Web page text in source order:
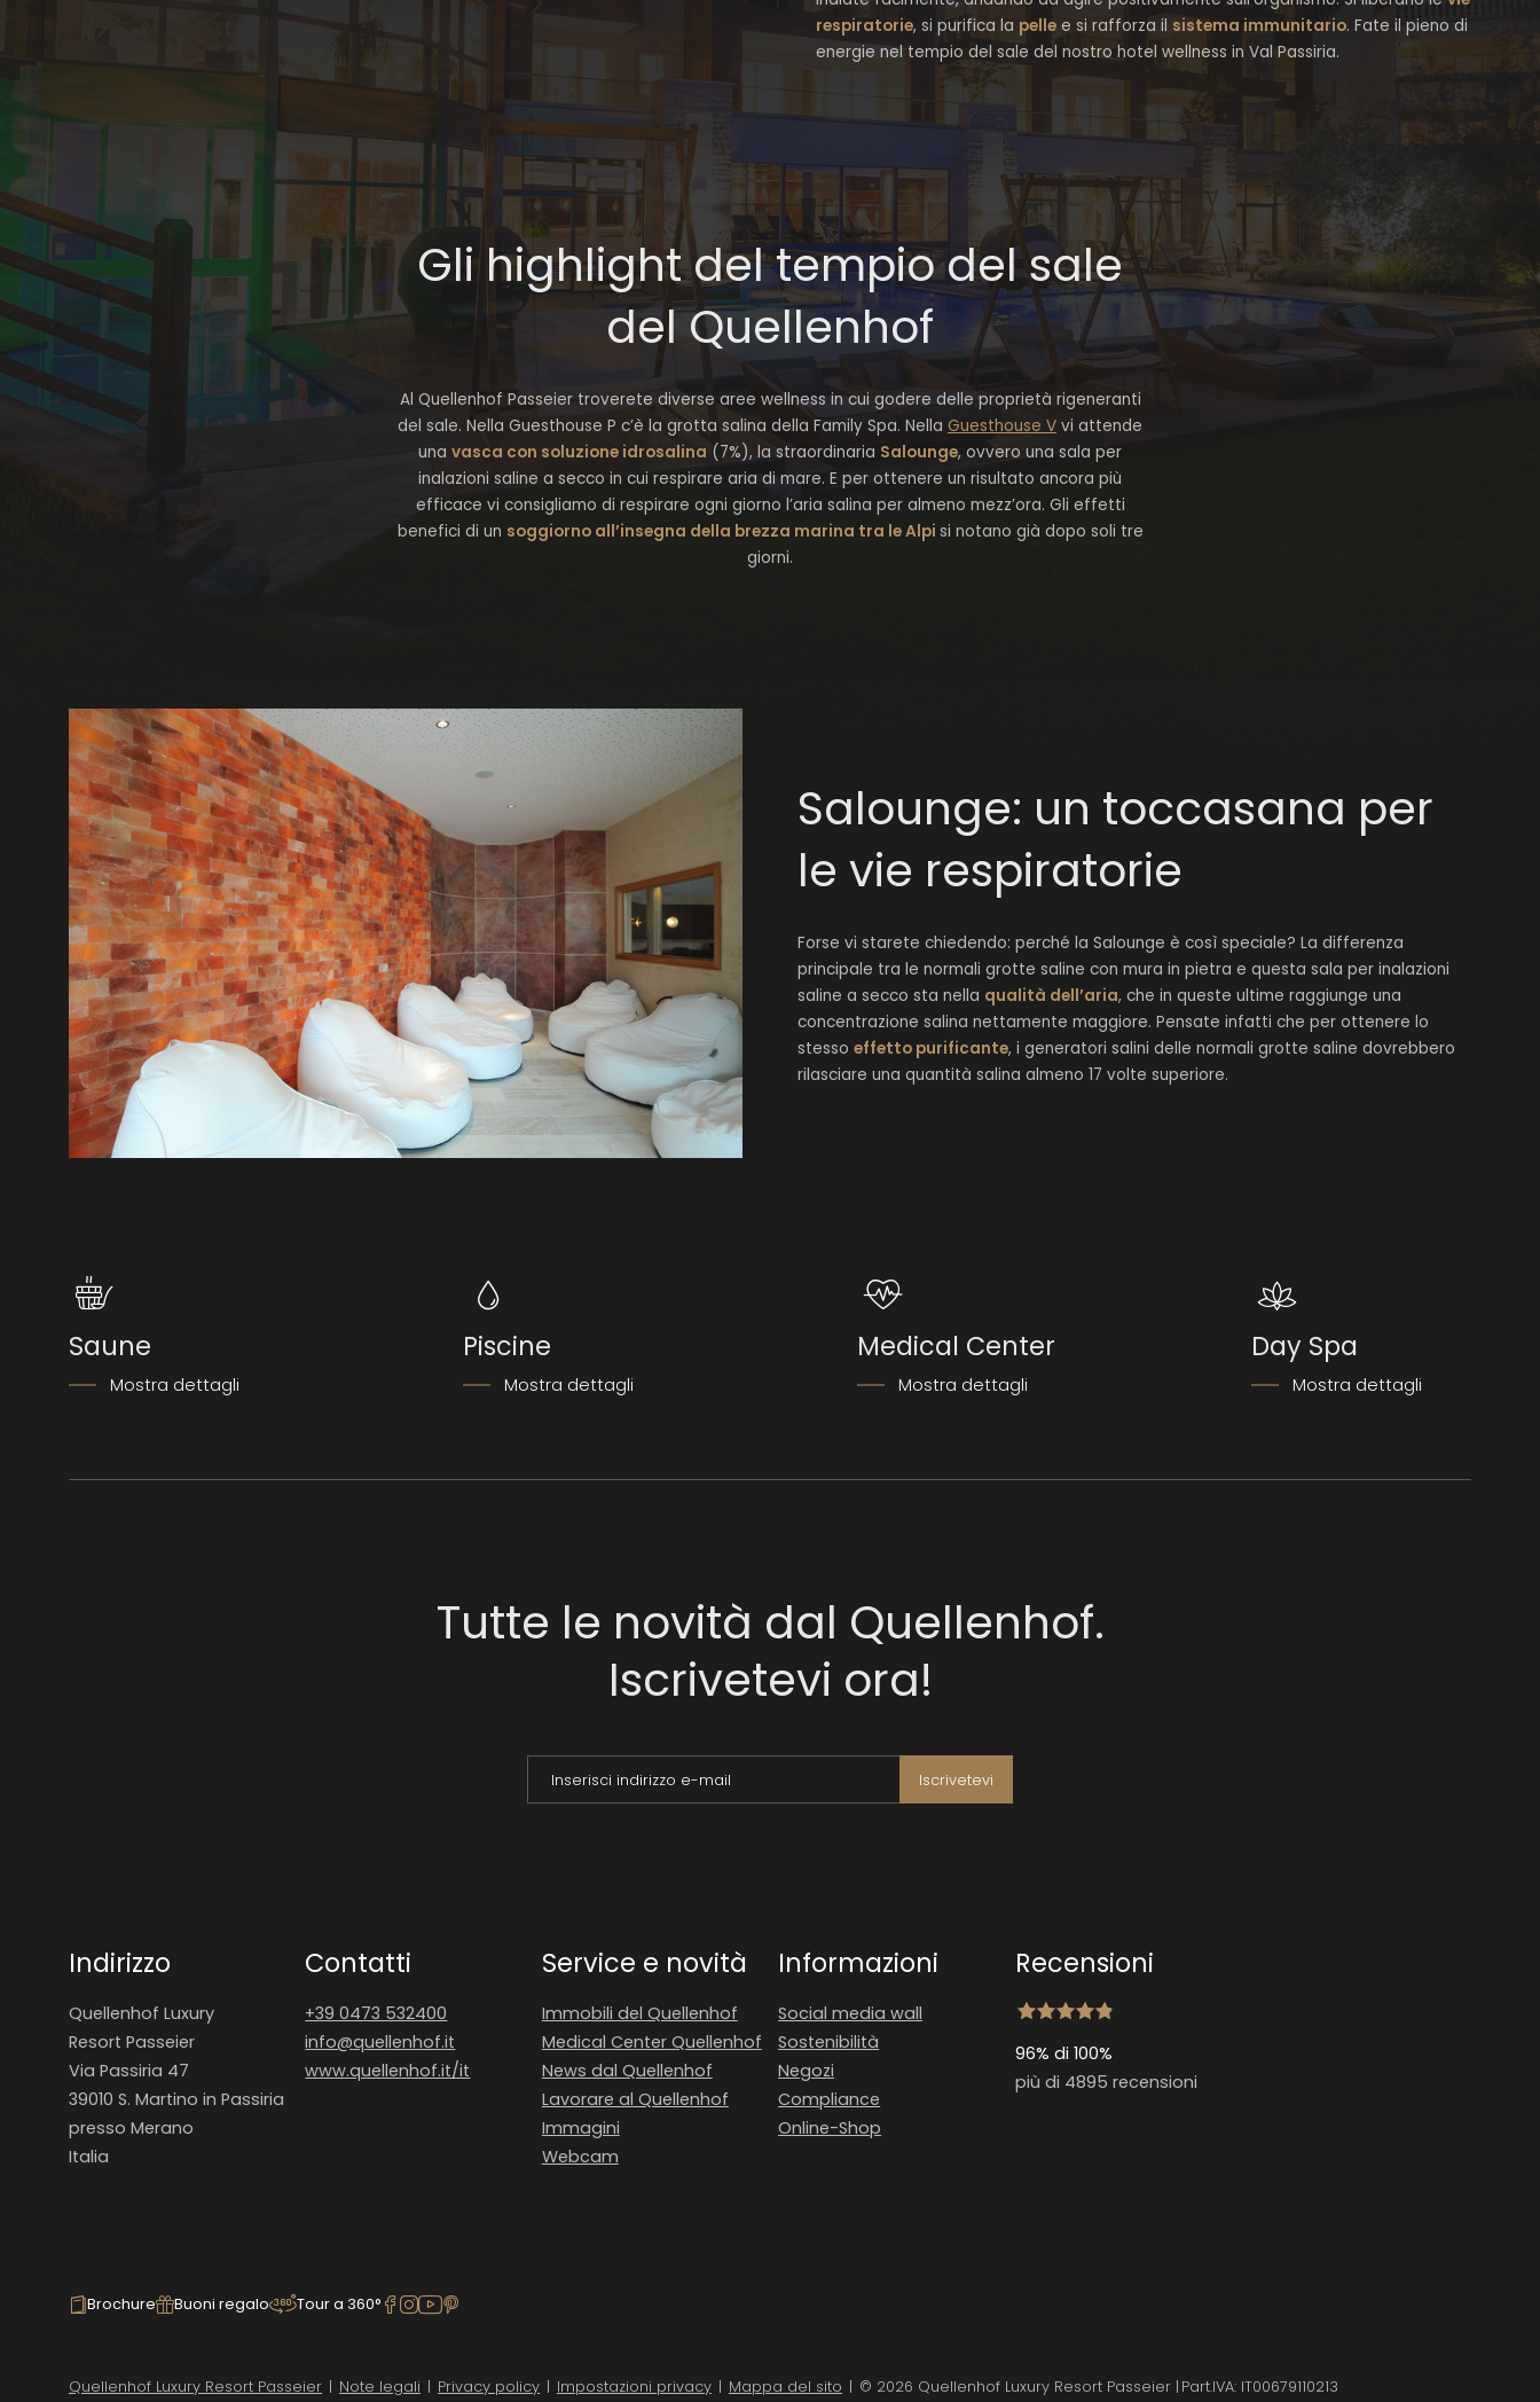
respiratorie, si purifica la pelle e si rafforza il sistema immunitario. Fate il pieno di
energie nel tempio del sale del nostro hotel wellness in Val Passiria.
Gli highlight del tempio del sale
del Quellenhof
Al Quellenhof Passeier troverete diverse aree wellness in cui godere delle proprietà rigeneranti
del sale. Nella Guesthouse P c’è la grotta salina della Family Spa. Nella Guesthouse V vi attende
una vasca con soluzione idrosalina (7%), la straordinaria Salounge, ovvero una sala per
inalazioni saline a secco in cui respirare aria di mare. E per ottenere un risultato ancora più
efficace vi consigliamo di respirare ogni giorno l’aria salina per almeno mezz’ora. Gli effetti
benefici di un soggiorno all’insegna della brezza marina tra le Alpi si notano già dopo soli tre
giorni.
Salounge: un toccasana per
le vie respiratorie
Forse vi starete chiedendo: perché la Salounge è così speciale? La differenza
principale tra le normali grotte saline con mura in pietra e questa sala per inalazioni
saline a secco sta nella qualità dell’aria, che in queste ultime raggiunge una
concentrazione salina nettamente maggiore. Pensate infatti che per ottenere lo
stesso effetto purificante, i generatori salini delle normali grotte saline dovrebbero
rilasciare una quantità salina almeno 17 volte superiore.
Saune
Mostra dettagli
Piscine
Mostra dettagli
Medical Center
Mostra dettagli
Day Spa
Mostra dettagli
Tutte le novità dal Quellenhof.
Iscrivetevi ora!
Inserisci indirizzo e-mail Iscrivetevi
Indirizzo
Quellenhof Luxury
Resort Passeier
Via Passiria 47
39010 S. Martino in Passiria
presso Merano
Italia
Contatti
+39 0473 532400
info@quellenhof.it
www.quellenhof.it/it
Service e novità
Immobili del Quellenhof
Medical Center Quellenhof
News dal Quellenhof
Lavorare al Quellenhof
Immagini
Webcam
Informazioni
Social media wall
Sostenibilità
Negozi
Compliance
Online-Shop
Recensioni
96% di 100%
più di 4895 recensioni
Brochure Buoni regalo Tour a 360°
Quellenhof Luxury Resort Passeier | Note legali | Privacy policy | Impostazioni privacy | Mappa del sito | © 2026 Quellenhof Luxury Resort Passeier | Part.IVA: IT00679110213